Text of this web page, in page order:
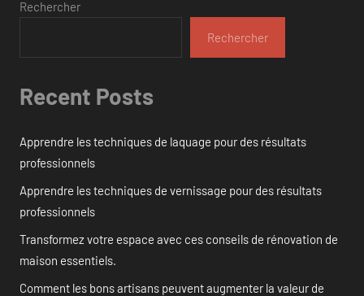
Rechercher
Rechercher
Recent Posts
Apprendre les techniques de laquage pour des résultats
professionnels
Apprendre les techniques de vernissage pour des résultats
professionnels
Transformez votre espace avec ces conseils de rénovation de
maison essentiels.
Comment les bons artisans peuvent augmenter la valeur de